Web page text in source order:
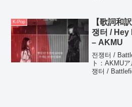
にせ...
K-Pop
【歌詞和
쟁터 /
– AKMU
전쟁터 /
ト：AKMU
쟁터 /